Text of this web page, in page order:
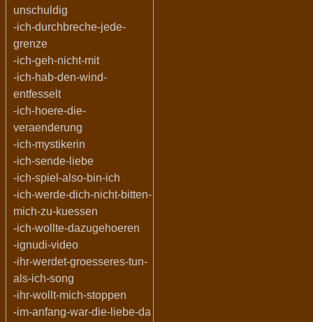
unschuldig
-ich-durchbreche-jede-
grenze
-ich-geh-nicht-mit
-ich-hab-den-wind-
entfesselt
-ich-hoere-die-
veraenderung
-ich-mystikerin
-ich-sende-liebe
-ich-spiel-also-bin-ich
-ich-werde-dich-nicht-bitten-
mich-zu-kuessen
-ich-wollte-dazugehoeren
-ignudi-video
-ihr-werdet-groesseres-tun-
als-ich-song
-ihr-wollt-mich-stoppen
-im-anfang-war-die-liebe-da